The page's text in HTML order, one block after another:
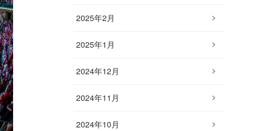
2025年2月
2025年1月
2024年12月
2024年11月
2024年10月